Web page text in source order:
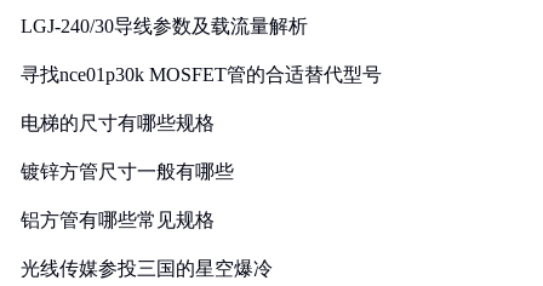
LGJ-240/30导线参数及载流量解析
寻找nce01p30k MOSFET管的合适替代型号
电梯的尺寸有哪些规格
镀锌方管尺寸一般有哪些
铝方管有哪些常见规格
光线传媒参投三国的星空爆冷